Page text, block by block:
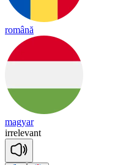
română
magyar
irrelevant